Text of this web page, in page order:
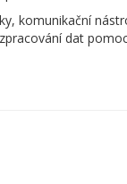
komunikační
dat